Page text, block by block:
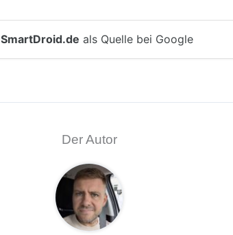
SmartDroid.de als Quelle bei Google
Der Autor